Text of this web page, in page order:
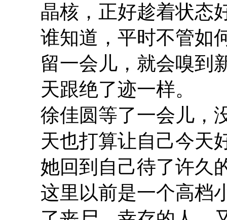
晶核，正好趁着状态
谁知道，平时不管如
留一会儿，就会嗅到
天跟绝了迹一样。
徐佳圆等了一会儿，
天也打算让自己今天
她回到自己待了许久
这里以前是一个高档